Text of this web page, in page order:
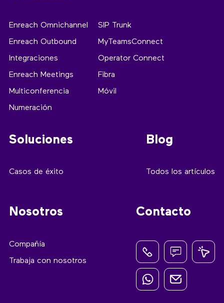
Enreach Omnichannel
Enreach Outbound
Integraciones
Enreach Meetings
Multiconferencia
Numeración
SIP Trunk
MyTeamsConnect
Operator Connect
Fibra
Móvil
Soluciones
Casos de éxito
Blog
Todos los artículos
Nosotros
Compañía
Trabaja con nosotros
Contacto